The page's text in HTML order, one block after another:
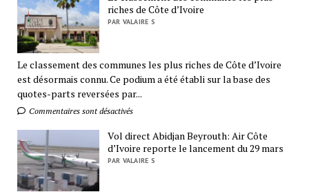
riches de Côte d’Ivoire
PAR VALAIRE S
Le classement des communes les plus riches de Côte d’Ivoire
est désormais connu. Ce podium a été établi sur la base des
quotes-parts reversées par...
Commentaires sont désactivés
Vol direct Abidjan Beyrouth: Air Côte
d’Ivoire reporte le lancement du 29 mars
PAR VALAIRE S